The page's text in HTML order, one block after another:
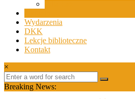
Wydarzenia
DKK
Lekcje biblioteczne
Kontakt
×
Breaking News: